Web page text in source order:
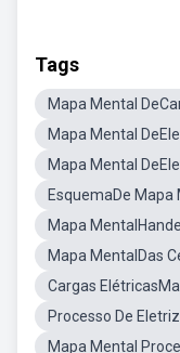
Tags
Mapa Mental
Mapa Mental
Mapa Mental
EsquemaDe Mapa
Mapa
Mapa MentalDas
Cargas
Processo De
Mapa Mental